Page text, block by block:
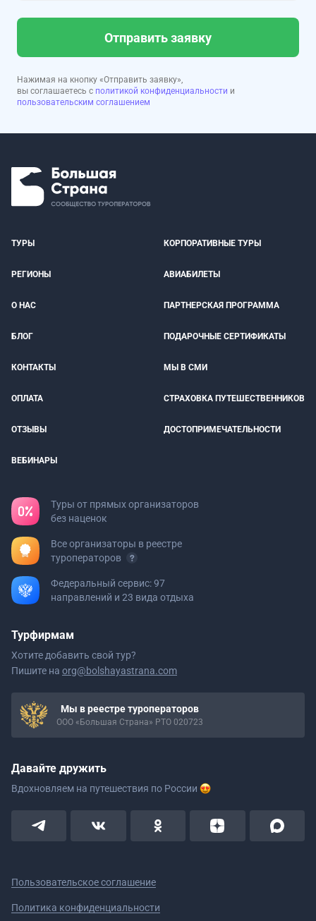
Отправить заявку
Нажимая на кнопку «Отправить заявку»,
вы соглашаетесь с политикой конфиденциальности и
пользовательским соглашением
ТУРЫ КОРПОРАТИВНЫЕ ТУРЫ
РЕГИОНЫ АВИАБИЛЕТЫ
О НАС ПАРТНЕРСКАЯ ПРОГРАММА
БЛОГ ПОДАРОЧНЫЕ СЕРТИФИКАТЫ
КОНТАКТЫ МЫ В СМИ
ОПЛАТА СТРАХОВКА ПУТЕШЕСТВЕННИКОВ
ОТЗЫВЫ ДОСТОПРИМЕЧАТЕЛЬНОСТИ
ВЕБИНАРЫ
Туры от прямых организаторов
без наценок
Все организаторы в реестре
туроператоров
Федеральный сервис: 97
направлений и 23 вида отдыха
Турфирмам
Хотите добавить свой тур?
Пишите на org@bolshayastrana.com
Мы в реестре туроператоров
ООО «Большая Страна» РТО 020723
Давайте дружить
Вдохновляем на путешествия по России
Пользовательское соглашение
Политика конфиденциальности